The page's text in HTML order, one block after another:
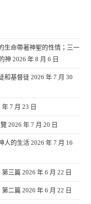
生命帶著神聖的性情；三一
神 2026 年 8 月 6 日
和基督徒 2026 年 7 月 30
年 7 月 23 日
2026 年 7 月 20 日
人的生活 2026 年 7 月 16
第三篇 2026 年 6 月 22 日
第二篇 2026 年 6 月 22 日